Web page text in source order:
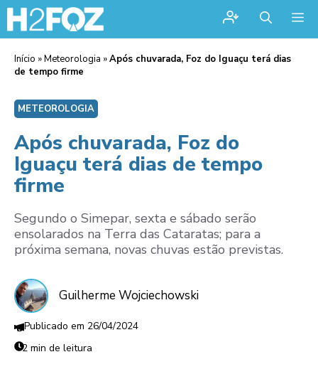
Início »Meteorologia »Após chuvarada, Foz do Iguaçu terá dias
de tempo firme
METEOROLOGIA
Após chuvarada, Foz do
Iguaçu terá dias de tempo
firme
Segundo o Simepar, sexta e sábado serão
ensolarados na Terra das Cataratas; para a
próxima semana, novas chuvas estão previstas.
Guilherme Wojciechowski
26/04/2024
2 min de leitura